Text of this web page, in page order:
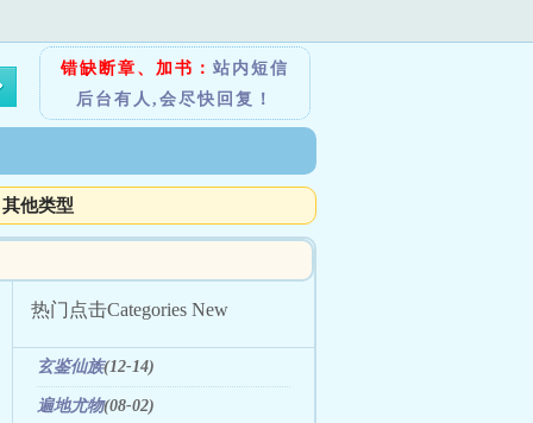
错缺断章、加书： 站内短信
后台有人,会尽快回复！
其他类型
热门点击Categories New
玄鉴仙族(12-14)
遍地尤物(08-02)